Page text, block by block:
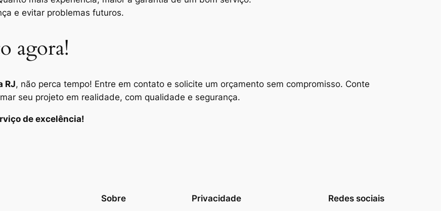
e evitar problemas futuros.
agora!
RJ, não perca tempo! Entre em contato e solicite um orçamento sem compromisso. Conte
seu projeto em realidade, com qualidade e segurança.
de excelência!
Sobre Privacidade Redes sociais